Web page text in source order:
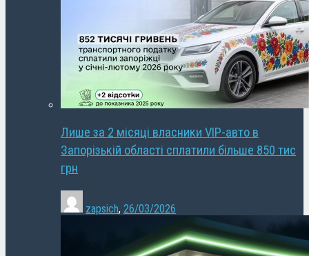
Лише за 2 місяці власники VIP-авто в
Запорізькій області сплатили більше 850 тис
грн
zapsich, 26/03/2026